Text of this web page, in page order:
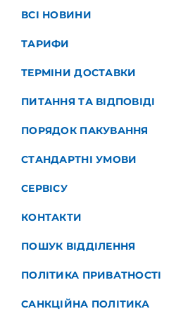
ВСІ НОВИНИ
ТАРИФИ
ТЕРМІНИ ДОСТАВКИ
ПИТАННЯ ТА ВІДПОВІДІ
ПОРЯДОК ПАКУВАННЯ
СТАНДАРТНІ УМОВИ
СЕРВІСУ
КОНТАКТИ
ПОШУК ВІДДІЛЕННЯ
ПОЛІТИКА ПРИВАТНОСТІ
САНКЦІЙНА ПОЛІТИКА